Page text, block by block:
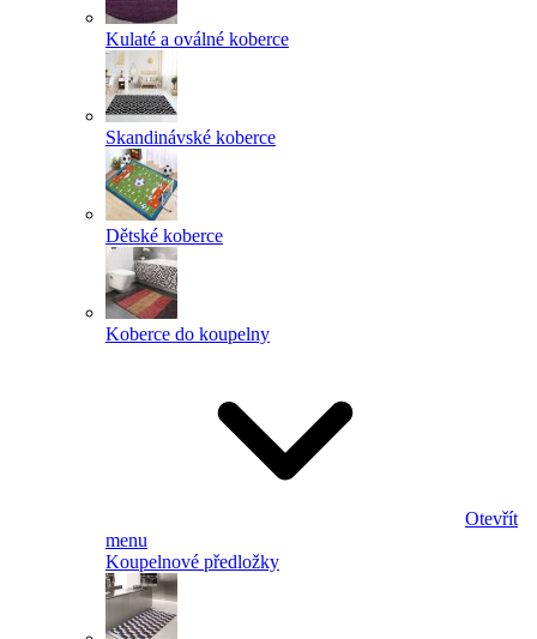
Kulaté a oválné koberce
Skandinávské koberce
Dětské koberce
Koberce do koupelny
Otevřít
menu
Koupelnové předložky